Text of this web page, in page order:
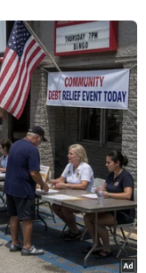
vào gầm
dừng lại được